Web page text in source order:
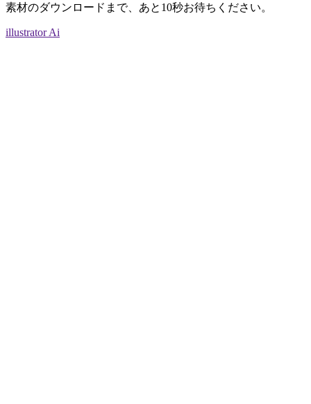
素材のダウンロードまで、あと 10秒お待ちください。
illustrator Ai